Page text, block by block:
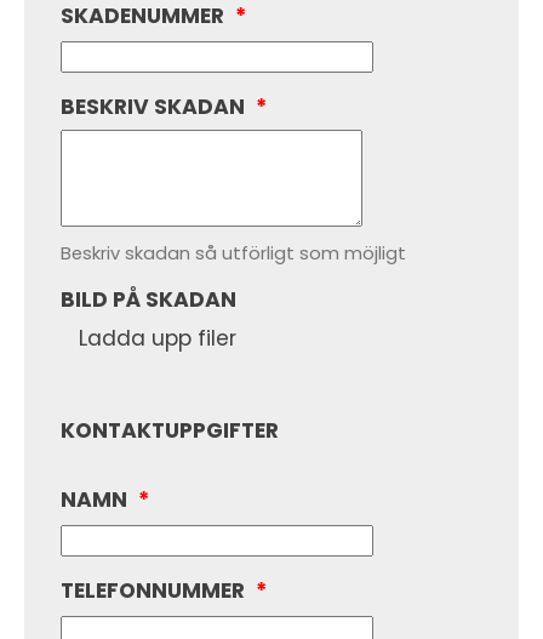
SKADENUMMER *
BESKRIV SKADAN *
Beskriv skadan så utförligt som möjligt
BILD PÅ SKADAN
Ladda upp filer
KONTAKTUPPGIFTER
NAMN *
TELEFONNUMMER *